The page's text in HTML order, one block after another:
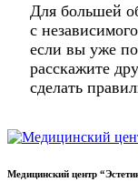
Для большей
с
если вы уже
расскажите
сделать
Медицинский центр